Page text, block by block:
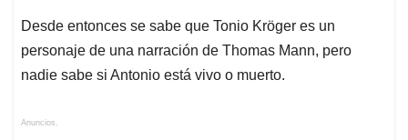
Desde entonces se sabe que Tonio Kröger es un
personaje de una narración de Thomas Mann, pero
nadie sabe si Antonio está vivo o muerto.
Anuncios.